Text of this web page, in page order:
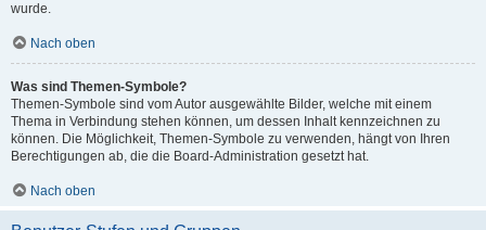
wurde.
Nach oben
Was sind Themen-Symbole?
Themen-Symbole sind vom Autor ausgewählte Bilder, welche mit einem
Thema in Verbindung stehen können, um dessen Inhalt kennzeichnen zu
können. Die Möglichkeit, Themen-Symbole zu verwenden, hängt von Ihren
Berechtigungen ab, die die Board-Administration gesetzt hat.
Nach oben